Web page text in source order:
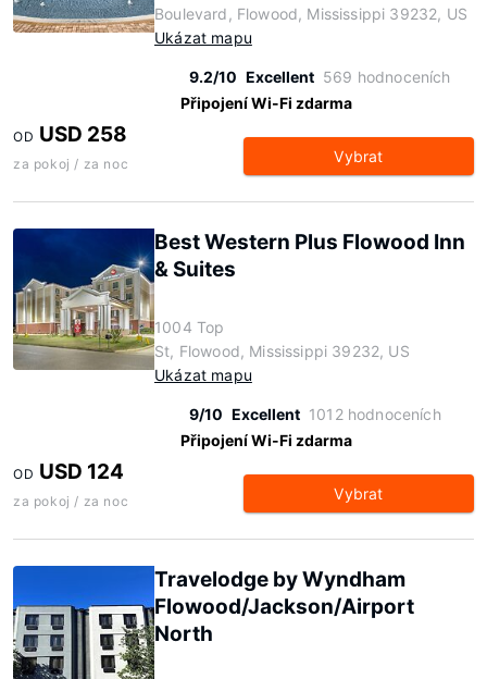
Boulevard, Flowood, Mississippi 39232, US
Ukázat mapu
9.2/10 Excellent 569 hodnoceních
Připojení Wi-Fi zdarma
OD USD 258
za pokoj / za noc Vybrat
Best Western Plus Flowood Inn
& Suites
1004 Top
St, Flowood, Mississippi 39232, US
Ukázat mapu
9/10 Excellent 1012 hodnoceních
Připojení Wi-Fi zdarma
OD USD 124
za pokoj / za noc Vybrat
Travelodge by Wyndham
Flowood/Jackson/Airport
North